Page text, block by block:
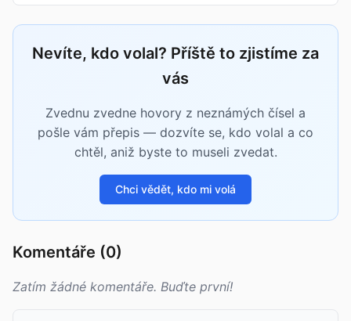
Nevíte, kdo volal? Příště to zjistíme za
vás
Zvednu zvedne hovory z neznámých čísel a
pošle vám přepis — dozvíte se, kdo volal a co
chtěl, aniž byste to museli zvedat.
Chci vědět, kdo mi volá
Komentáře (0)
Zatím žádné komentáře. Buďte první!